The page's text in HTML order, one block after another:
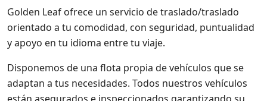
Golden Leaf ofrece un servicio de traslado/traslado
orientado a tu comodidad, con seguridad, puntualidad
y apoyo en tu idioma entre tu viaje.
Disponemos de una flota propia de vehículos que se
adaptan a tus necesidades. Todos nuestros vehículos